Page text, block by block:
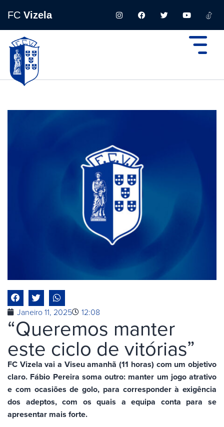
FC Vizela
Janeiro 11, 2025 12:08
“Queremos manter
este ciclo de vitórias”
FC Vizela vai a Viseu amanhã (11 horas) com um objetivo
claro. Fábio Pereira soma outro: manter um jogo atrativo
e com ocasiões de golo, para corresponder à exigência
dos adeptos, com os quais a equipa conta para se
apresentar mais forte.